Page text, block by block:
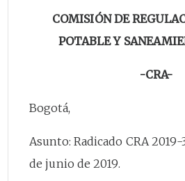
COMISIÓN DE
POTABLE Y
-CRA-
Bogotá,
Asunto: Radicado CRA 2019-
de junio de 2019.